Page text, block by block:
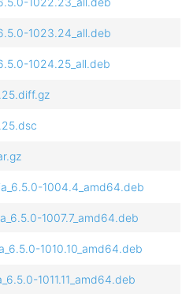
1023.24_all.deb
1024.25_all.deb
1004.4_amd64.deb
1007.7_amd64.deb
1010.10_amd64.deb
1011.11_amd64.deb